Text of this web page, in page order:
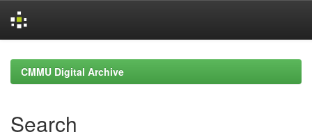
navigationCMMU Digital Archive
Search